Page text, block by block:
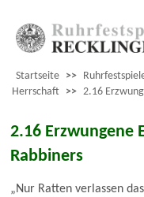
Startseite >>
Herrschaft >> 2.16
2.16 Erzwungene
Rabbiners
„Nur Ratten verlassen